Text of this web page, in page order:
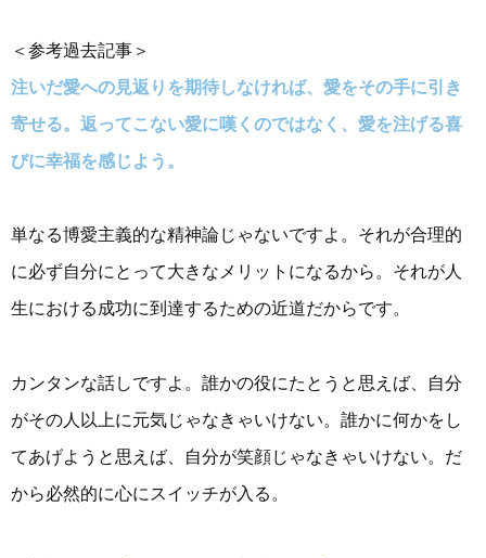
＜参考過去記事＞
注いだ愛への見返りを期待しなければ、愛をその手に引き
寄せる。返ってこない愛に嘆くのではなく、愛を注げる喜
びに幸福を感じよう。
単なる博愛主義的な精神論じゃないですよ。それが合理的
に必ず自分にとって大きなメリットになるから。それが人
生における成功に到達するための近道だからです。
カンタンな話しですよ。誰かの役にたとうと思えば、自分
がその人以上に元気じゃなきゃいけない。誰かに何かをし
てあげようと思えば、自分が笑顔じゃなきゃいけない。だ
から必然的に心にスイッチが入る。